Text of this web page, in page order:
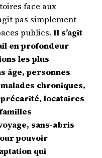
face aux
pas simplement
publics. Il s’agit
en profondeur
les plus
âge, personnes
chroniques,
locataires
sans-abris
pouvoir
qui